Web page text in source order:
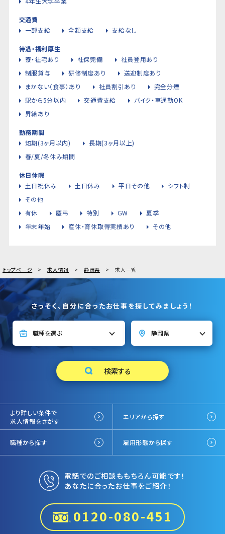
交通費
一部支給
全額支給 支給なし
待遇・福利厚生
寮・社宅あり
社保完備
社員登用あり
制服貸与
研修制度あり
送迎制度あり
まかない（食事）あり
社員割引あり
完全分煙
駅から5分以内
交通費支給
バイク・車通勤OK
昇給あり
勤務期間
短期(3ヶ月以内)
長期(3ヶ月以上)
春/夏/冬休み期間
休日休暇
土日祝休み
土日休み 平日その他
シフト制
その他
有休
慶弔 特別 GW
夏季
年末年始
産休・育休取得実績あり その他
トップページ 求人情報 静岡県 求人一覧
さっそく、自分に合ったお仕事を探してみましょう！
より詳しい条件で
求人情報をさがす
エリアから探す
職種から探す 雇用形態から探す
電話でのご相談ももちろん可能です！
あなたに合ったお仕事をご紹介！
0120-080-451